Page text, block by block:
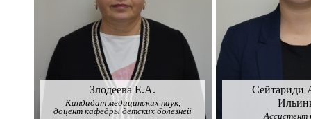
Злодеева Е.А.
Кандидат медицинских наук,
доцент кафедры детских болезней
Сейтариди
Ассистент